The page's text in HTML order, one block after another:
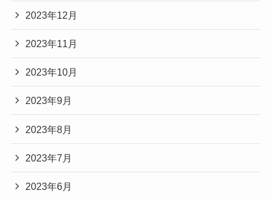
2023年12月
2023年11月
2023年10月
2023年9月
2023年8月
2023年7月
2023年6月